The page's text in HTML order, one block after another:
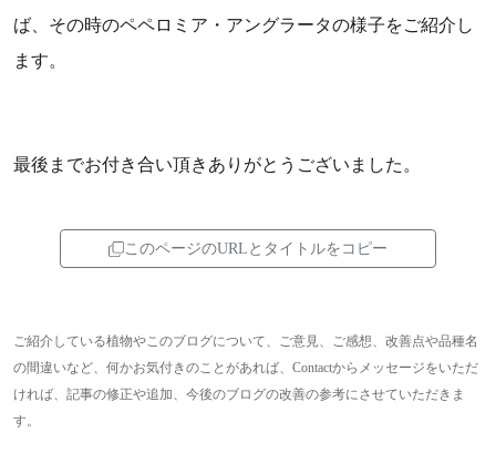
ば、その時のペペロミア・アングラータの様子をご紹介し
ます。
最後までお付き合い頂きありがとうございました。
このページのURLとタイトルをコピー
ご紹介している植物やこのブログについて、ご意見、ご感想、改善点や品種名
の間違いなど、何かお気付きのことがあれば、Contactからメッセージをいただ
ければ、記事の修正や追加、今後のブログの改善の参考にさせていただきま
す。